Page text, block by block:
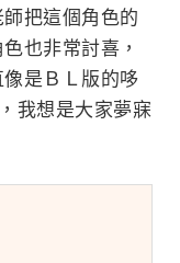
把這個角色的
也非常討喜，
是ＢＬ版的哆
我想是大家夢寐